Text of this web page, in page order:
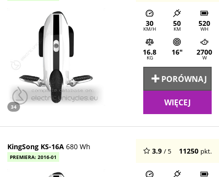
34
30
KM/H
50
KM
520
WH
16.8
KG
16" 2700
W
PORÓWNAJ
WIĘCEJ
KingSong KS-16A 680 Wh
PREMIERA: 2016-01
3.9 / 5 11250 pkt.